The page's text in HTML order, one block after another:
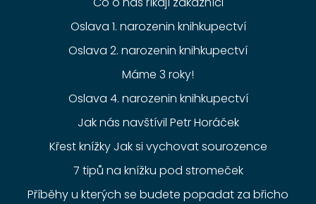
Oslava 1. narozenin knihkupectví
Oslava 2. narozenin knihkupectví
Máme 3 roky!
Oslava 4. narozenin knihkupectví
Jak nás navštívil Petr Horáček
Křest knížky Jak si vychovat sourozence
7 tipů na knížku pod stromeček
Příběhy u kterých se budete popadat za břicho